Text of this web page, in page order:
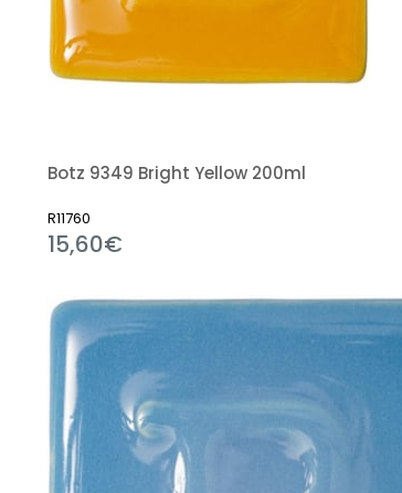
Botz 9349 Bright Yellow 200ml
R11760
15,60€